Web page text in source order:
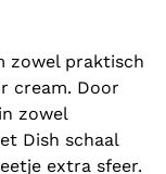
zowel praktisch
cream. Door
zowel
Dish schaal
extra sfeer.